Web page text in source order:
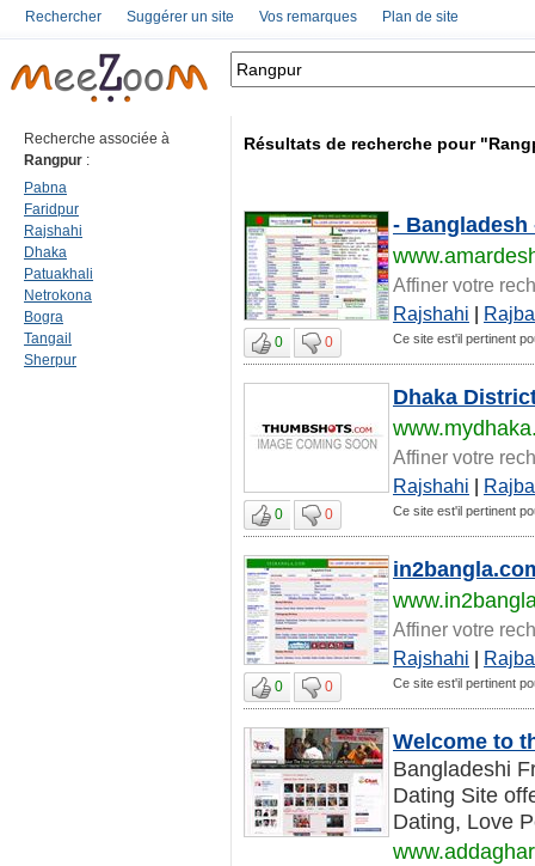
Rechercher Suggérer un site Vos remarques Plan de site
Recherche associée à
Rangpur :
Pabna
Faridpur
Rajshahi
Dhaka
Patuakhali
Netrokona
Bogra
Tangail
Sherpur
Résultats de recherche pour
- Bangladesh
Affiner votre
Rajshahi |
0 0 Ce site est'il pertinent
Dhaka
Affiner votre
Rajshahi |
0 0 Ce site est'il pertinent
Affiner votre
Rajshahi |
0 0 Ce site est'il pertinent
Welcome to
Bangladeshi
Dating Site
Dating, Love